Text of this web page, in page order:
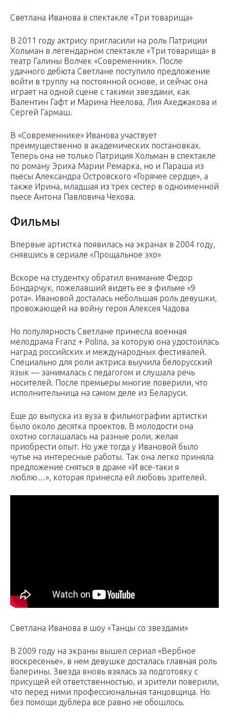
Светлана Иванова в спектакле «Три товарища»
В 2011 году актрису пригласили на роль Патриции
Хольман в легендарном спектакле «Три товарища» в
театр Галины Волчек «Современник». После
удачного дебюта Светлане поступило предложение
войти в труппу на постоянной основе, и сейчас она
играет на одной сцене с такими звездами, как
Валентин Гафт и Марина Неелова, Лия Ахеджакова и
Сергей Гармаш.
В «Современнике» Иванова участвует
преимущественно в академических постановках.
Теперь она не только Патриция Хольман в спектакле
по роману Эриха Марии Ремарка, но и Параша из
пьесы Александра Островского «Горячее сердце», а
также Ирина, младшая из трех сестер в одноименной
пьесе Антона Павловича Чехова.
Фильмы
Впервые артистка появилась на экранах в 2004 году,
снявшись в сериале «Прощальное эхо»
Вскоре на студентку обратил внимание Федор
Бондарчук, пожелавший видеть ее в фильме «9
рота». Ивановой досталась небольшая роль девушки,
провожающей на войну героя Алексея Чадова
Но популярность Светлане принесла военная
мелодрама Franz + Polina, за которую она удостоилась
наград российских и международных фестивалей.
Специально для роли актриса выучила белорусский
язык — занималась с педагогом и слушала речь
носителей. После премьеры многие поверили, что
исполнительница на самом деле из Беларуси.
Еще до выпуска из вуза в фильмографии артистки
было около десятка проектов. В молодости она
охотно соглашалась на разные роли, желая
приобрести опыт. Но уже тогда у Ивановой было
чутье на интересные работы. Так она легко приняла
предложение сняться в драме «И все-таки я
люблю…», которая принесла ей любовь зрителей.
Светлана Иванова в шоу «Танцы со звездами»
В 2009 году на экраны вышел сериал «Вербное
воскресенье», в нем девушке досталась главная роль
балерины. Звезда вновь взялась за подготовку с
присущей ей ответственностью, и зрители поверили,
что перед ними профессиональная танцовщица. Но
без помощи дублера все равно не обошлось.